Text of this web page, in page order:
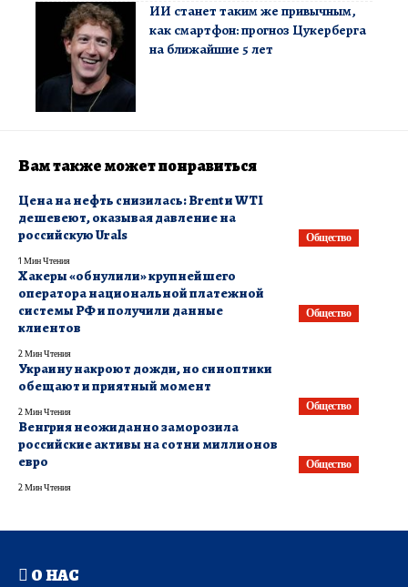
ИИ станет таким же привычным,
как смартфон: прогноз Цукерберга
на ближайшие 5 лет
Вам также может понравиться
Общество
Цена на нефть снизилась: Brent и WTI
дешевеют, оказывая давление на
российскую Urals
1 Мин Чтения
Общество
​Хакеры «обнулили» крупнейшего
оператора национальной платежной
системы РФ и получили данные
клиентов
2 Мин Чтения
Общество
Украину накроют дожди, но синоптики
обещают и приятный момент
2 Мин Чтения
Общество
Венгрия неожиданно заморозила
российские активы на сотни миллионов
евро
2 Мин Чтения
О НАС